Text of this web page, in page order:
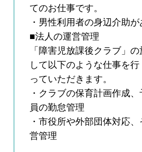
てのお仕事です。
・男性利用者の身辺介助が
■法人の運営管理
「障害児放課後クラブ」
して以下のような仕事を行
っていただきます。
・クラブの保育計画作成
員の勤怠管理
・市役所や外部団体対応
営管理